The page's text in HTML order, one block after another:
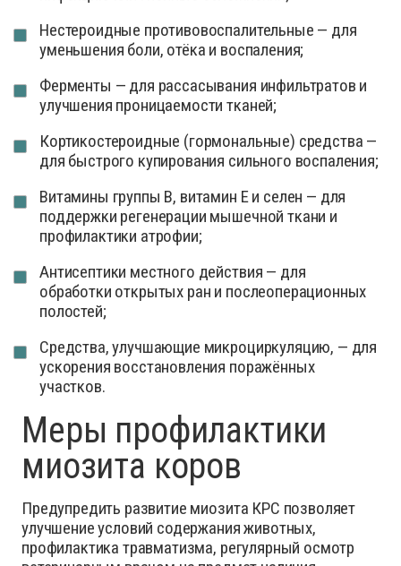
Нестероидные противовоспалительные — для
уменьшения боли, отёка и воспаления;
Ферменты — для рассасывания инфильтратов и
улучшения проницаемости тканей;
Кортикостероидные (гормональные) средства —
для быстрого купирования сильного воспаления;
Витамины группы B, витамин E и селен — для
поддержки регенерации мышечной ткани и
профилактики атрофии;
Антисептики местного действия — для
обработки открытых ран и послеоперационных
полостей;
Средства, улучшающие микроциркуляцию, — для
ускорения восстановления поражённых
участков.
Меры профилактики
миозита коров
Предупредить развитие миозита КРС позволяет
улучшение условий содержания животных,
профилактика травматизма, регулярный осмотр